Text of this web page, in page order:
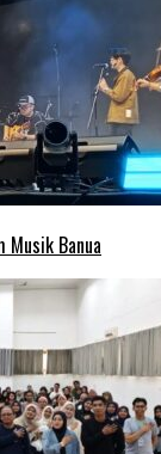
Musik Banua